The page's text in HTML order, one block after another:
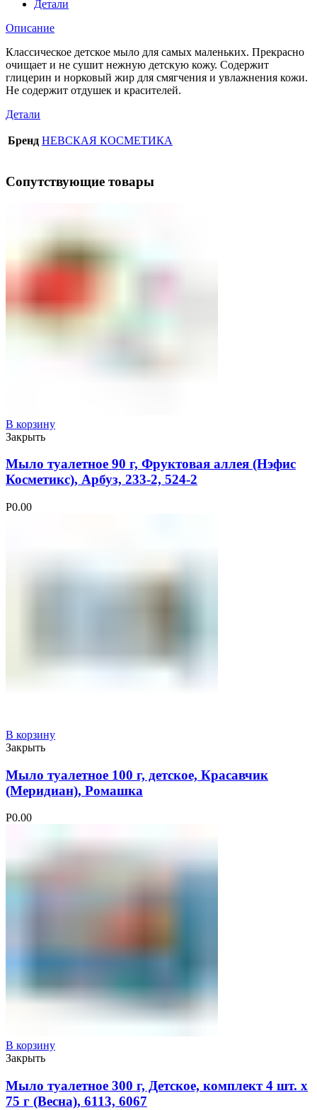
Детали
Описание
Классическое детское мыло для самых маленьких. Прекрасно
очищает и не сушит нежную детскую кожу. Содержит
глицерин и норковый жир для смягчения и увлажнения кожи.
Не содержит отдушек и красителей.
Детали
Бренд НЕВСКАЯ КОСМЕТИКА
Сопутствующие товары
В корзину
Закрыть
Мыло туалетное 90 г, Фруктовая аллея (Нэфис
Косметикс), Арбуз, 233-2, 524-2
Р0.00
В корзину
Закрыть
Мыло туалетное 100 г, детское, Красавчик
(Меридиан), Ромашка
Р0.00
В корзину
Закрыть
Мыло туалетное 300 г, Детское, комплект 4 шт. х
75 г (Весна), 6113, 6067